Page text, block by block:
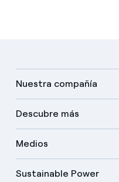
Nuestra compañía
Descubre más
Medios
Sustainable Power